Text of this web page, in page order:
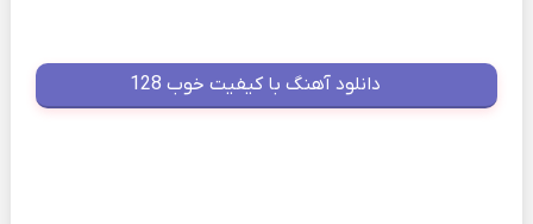
دانلود آهنگ با کیفیت خوب 128